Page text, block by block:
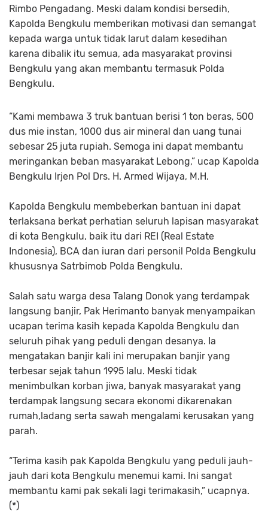
Rimbo Pengadang. Meski dalam kondisi bersedih,
Kapolda Bengkulu memberikan motivasi dan semangat
kepada warga untuk tidak larut dalam kesedihan
karena dibalik itu semua, ada masyarakat provinsi
Bengkulu yang akan membantu termasuk Polda
Bengkulu.
“Kami membawa 3 truk bantuan berisi 1 ton beras, 500
dus mie instan, 1000 dus air mineral dan uang tunai
sebesar 25 juta rupiah. Semoga ini dapat membantu
meringankan beban masyarakat Lebong,” ucap Kapolda
Bengkulu Irjen Pol Drs. H. Armed Wijaya, M.H.
Kapolda Bengkulu membeberkan bantuan ini dapat
terlaksana berkat perhatian seluruh lapisan masyarakat
di kota Bengkulu, baik itu dari REI (Real Estate
Indonesia), BCA dan iuran dari personil Polda Bengkulu
khususnya Satrbimob Polda Bengkulu.
Salah satu warga desa Talang Donok yang terdampak
langsung banjir, Pak Herimanto banyak menyampaikan
ucapan terima kasih kepada Kapolda Bengkulu dan
seluruh pihak yang peduli dengan desanya. Ia
mengatakan banjir kali ini merupakan banjir yang
terbesar sejak tahun 1995 lalu. Meski tidak
menimbulkan korban jiwa, banyak masyarakat yang
terdampak langsung secara ekonomi dikarenakan
rumah,ladang serta sawah mengalami kerusakan yang
parah.
“Terima kasih pak Kapolda Bengkulu yang peduli jauh-
jauh dari kota Bengkulu menemui kami. Ini sangat
membantu kami pak sekali lagi terimakasih,” ucapnya.
(*)